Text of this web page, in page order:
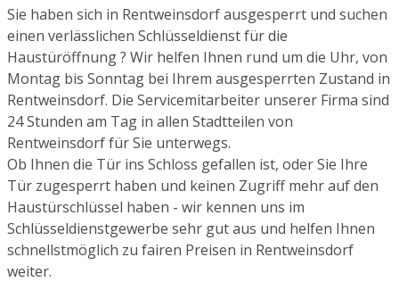
Sie haben sich in Rentweinsdorf ausgesperrt und suchen
einen verlässlichen Schlüsseldienst für die
Haustüröffnung ? Wir helfen Ihnen rund um die Uhr, von
Montag bis Sonntag bei Ihrem ausgesperrten Zustand in
Rentweinsdorf. Die Servicemitarbeiter unserer Firma sind
24 Stunden am Tag in allen Stadtteilen von
Rentweinsdorf für Sie unterwegs.
Ob Ihnen die Tür ins Schloss gefallen ist, oder Sie Ihre
Tür zugesperrt haben und keinen Zugriff mehr auf den
Haustürschlüssel haben - wir kennen uns im
Schlüsseldienstgewerbe sehr gut aus und helfen Ihnen
schnellstmöglich zu fairen Preisen in Rentweinsdorf
weiter.